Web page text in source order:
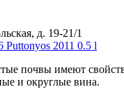
д. 19-21/1
почвы имеют
и округлые вина.